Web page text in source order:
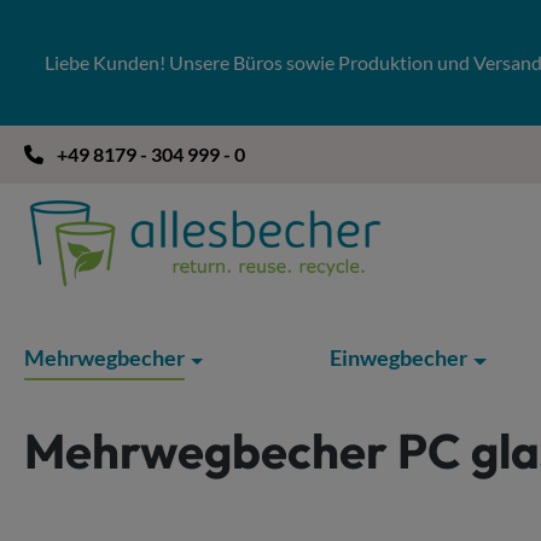
Liebe Kunden! Unsere Büros sowie Produktion und
+49 8179 - 304 999 - 0
Mehrwegbecher Einwegbecher
Mehrwegbecher PC